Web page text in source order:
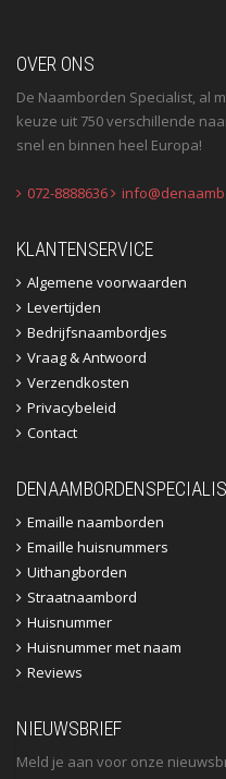
OVER ONS
De Naamborden Specialist, al
keuze uit 750 verschillende
snel en binnen heel Europa!
072-8888636
KLANTENSERVICE
Algemene voorwaarden
Levertijden
Bedrijfsnaambordjes
Vraag & Antwoord
Verzendkosten
Privacybeleid
Contact
Emaille naamborden
Emaille huisnummers
Uithangborden
Straatnaambord
Huisnummer
Huisnummer met naam
Reviews
NIEUWSBRIEF
Meld je aan voor onze